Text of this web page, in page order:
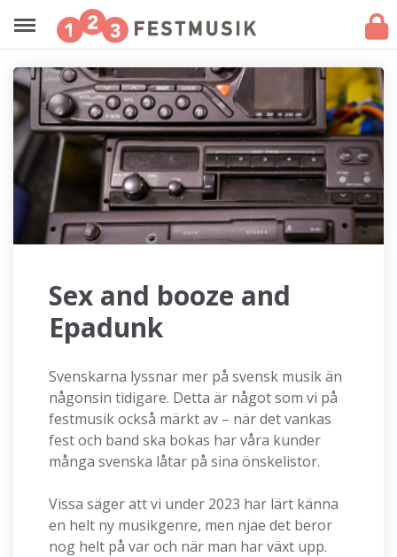
Sex and booze and
Epadunk
Svenskarna lyssnar mer på svensk musik än
någonsin tidigare. Detta är något som vi på
festmusik också märkt av – när det vankas
fest och band ska bokas har våra kunder
många svenska låtar på sina önskelistor.
Vissa säger att vi under 2023 har lärt känna
en helt ny musikgenre, men njae det beror
nog helt på var och när man har växt upp.